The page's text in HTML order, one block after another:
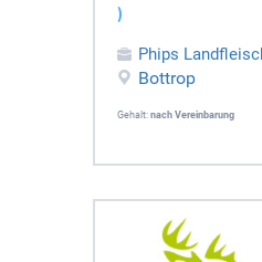
)
Phips
Bottrop
Gehalt: nach Vereinbarung